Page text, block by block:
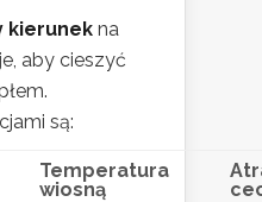
kierunek na
aby cieszyć
są:
Temperatura
wiosną